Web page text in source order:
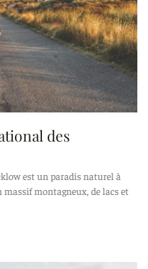
des
est un paradis naturel à
massif montagneux, de lacs et